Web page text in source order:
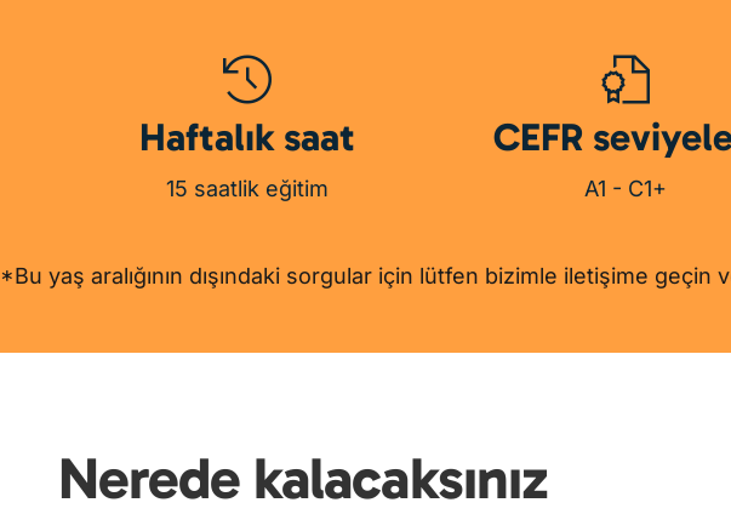
Haftalık saat
15 saatlik eğitim
CEFR
A1 - C1+
*Bu yaş aralığının dışındaki sorgular için lütfen bizimle iletişime
Nerede kalacaksınız